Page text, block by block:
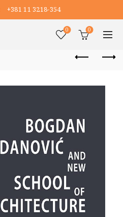
+381 11 3218-354
0 0